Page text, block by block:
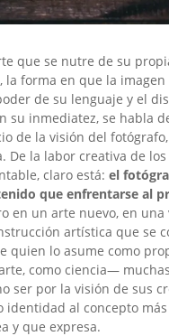
que se nutre de su
la forma en que la imagen
de su lenguaje y el
su inmediatez, se habla
de la visión del
De la labor creativa de
claro está: el
que enfrentarse al
en un arte nuevo, en una
artística que se
quien lo asume como
como ciencia—
ser por la visión de sus
identidad al concepto
y que expresa.